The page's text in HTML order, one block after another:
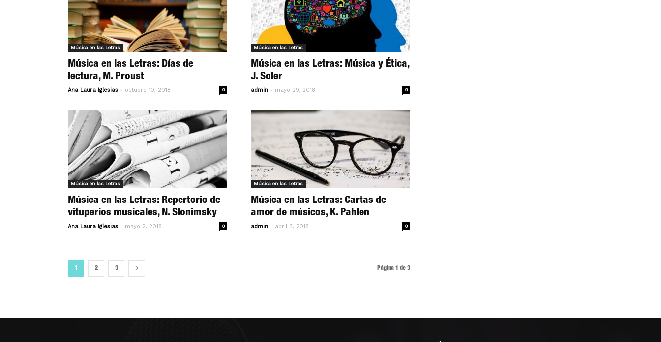
Música en las Letras
Música en las Letras: Días de
lectura, M. Proust
Ana Laura Iglesias - octubre 10, 2018 0
Música en las Letras
Música en las Letras: Música y Ética,
J. Soler
admin - mayo 29, 2018 0
Música en las Letras
Música en las Letras: Repertorio de
vituperios musicales, N. Slonimsky
Ana Laura Iglesias - mayo 2, 2018 0
Música en las Letras
Música en las Letras: Cartas de
amor de músicos, K. Pahlen
admin - abril 3, 2018 0
1 2 3 Página 1 de 3